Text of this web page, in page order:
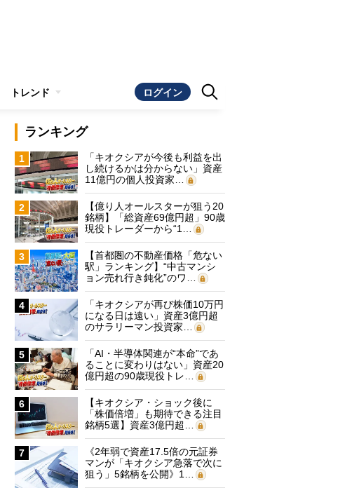
トレンド ログイン
ランキング
1
「キオクシアが今後も利益を出
し続けるかは分からない」資産
11億円の個人投資家…
2
【億り人オールスターが狙う20
銘柄】「総資産69億円超」90歳
現役トレーダーから“1…
3
【首都圏の不動産価格「危ない
駅」ランキング】“中古マンシ
ョン売れ行き鈍化”のワ…
4
「キオクシアが再び株価10万円
になる日は遠い」資産3億円超
のサラリーマン投資家…
5
「AI・半導体関連が“本命”であ
ることに変わりはない」資産20
億円超の90歳現役トレ…
6
【キオクシア・ショック後に
「株価倍増」も期待できる注目
銘柄5選】資産3億円超…
7
《2年弱で資産17.5倍の元証券
マンが「キオクシア急落で次に
狙う」5銘柄を公開》1…